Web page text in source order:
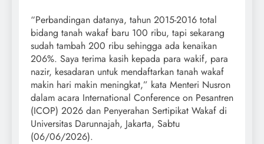
“Perbandingan datanya, tahun 2015-2016 total
bidang tanah wakaf baru 100 ribu, tapi sekarang
sudah tambah 200 ribu sehingga ada kenaikan
206%. Saya terima kasih kepada para wakif, para
nazir, kesadaran untuk mendaftarkan tanah wakaf
makin hari makin meningkat,” kata Menteri Nusron
dalam acara International Conference on Pesantren
(ICOP) 2026 dan Penyerahan Sertipikat Wakaf di
Universitas Darunnajah, Jakarta, Sabtu
(06/06/2026).